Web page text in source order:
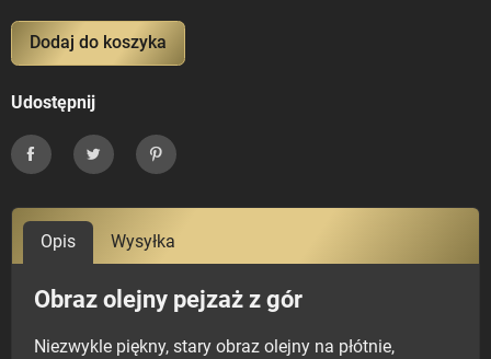
Dodaj do koszyka
Udostępnij
UdostępnijTweetujPinterest
Opis Wysyłka
Obraz olejny pejzaż z gór
Niezwykle piękny, stary obraz olejny na płótnie,